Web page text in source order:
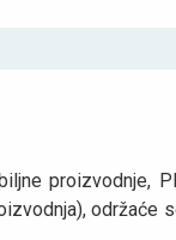
proizvodnje,
održaće